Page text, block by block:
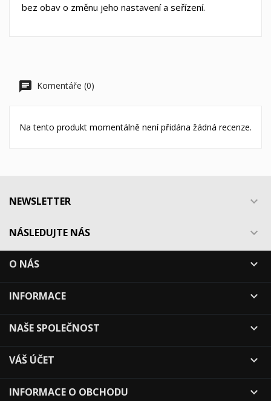
bez obav o změnu jeho nastavení a seřízení.
Komentáře (0)
Na tento produkt momentálně není přidána žádná recenze.
NEWSLETTER 
NÁSLEDUJTE NÁS 
O NÁS 
INFORMACE 
NAŠE SPOLEČNOST 
VÁŠ ÚČET 
INFORMACE O OBCHODU 